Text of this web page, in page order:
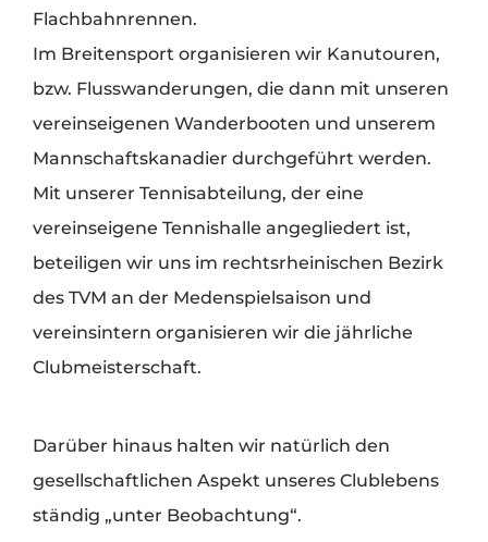
Flachbahnrennen.
Im Breitensport organisieren wir Kanutouren,
bzw. Flusswanderungen, die dann mit unseren
vereinseigenen Wanderbooten und unserem
Mannschaftskanadier durchgeführt werden.
Mit unserer Tennisabteilung, der eine
vereinseigene Tennishalle angegliedert ist,
beteiligen wir uns im rechtsrheinischen Bezirk
des TVM an der Medenspielsaison und
vereinsintern organisieren wir die jährliche
Clubmeisterschaft.
Darüber hinaus halten wir natürlich den
gesellschaftlichen Aspekt unseres Clublebens
ständig „unter Beobachtung“.